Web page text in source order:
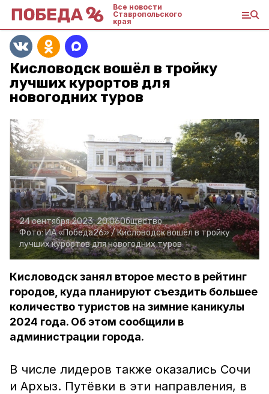
Все новости
Ставропольского
края
Кисловодск вошёл в тройку
лучших курортов для
новогодних туров
24 сентября 2023, 20:06Общество
Фото:ИА «Победа26» /Кисловодск вошёл в тройку
лучших курортов для новогодних туров
Кисловодск занял второе место в рейтинг
городов, куда планируют съездить большее
количество туристов на зимние каникулы
2024 года. Об этом сообщили в
администрации города.
В числе лидеров также оказались Сочи
и Архыз. Путёвки в эти направления, в